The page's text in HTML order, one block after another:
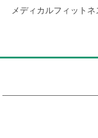
メディカルフィット